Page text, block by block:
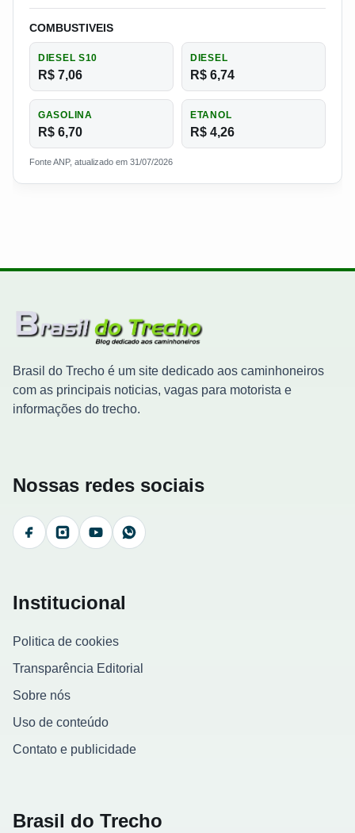
COMBUSTIVEIS
DIESEL S10
R$ 7,06
DIESEL
R$ 6,74
GASOLINA
R$ 6,70
ETANOL
R$ 4,26
Fonte ANP, atualizado em 31/07/2026
Brasil do Trecho é um site dedicado aos caminhoneiros
com as principais noticias, vagas para motorista e
informações do trecho.
Nossas redes sociais
FacebookInstagramYouTubeWhatsApp
Institucional
Politica de cookies
Transparência Editorial
Sobre nós
Uso de conteúdo
Contato e publicidade
Brasil do Trecho